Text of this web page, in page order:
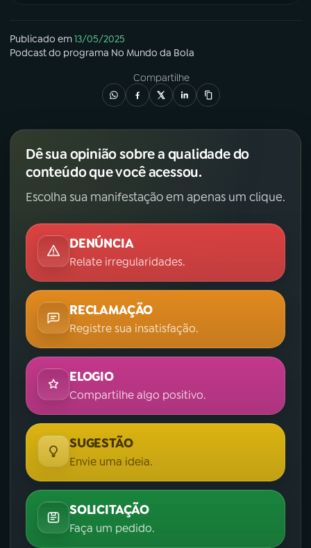
Publicado em13/05/2025
Podcastdo programa No Mundo da Bola
Compartilhe
Dê sua opinião sobre a qualidade do
conteúdo que você acessou.
Escolha sua manifestação em apenas um clique.
DENÚNCIA
Relate irregularidades.
RECLAMAÇÃO
Registre sua insatisfação.
ELOGIO
Compartilhe algo positivo.
SUGESTÃO
Envie uma ideia.
SOLICITAÇÃO
Faça um pedido.